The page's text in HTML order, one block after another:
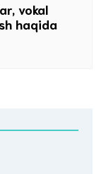
vokal
haqida